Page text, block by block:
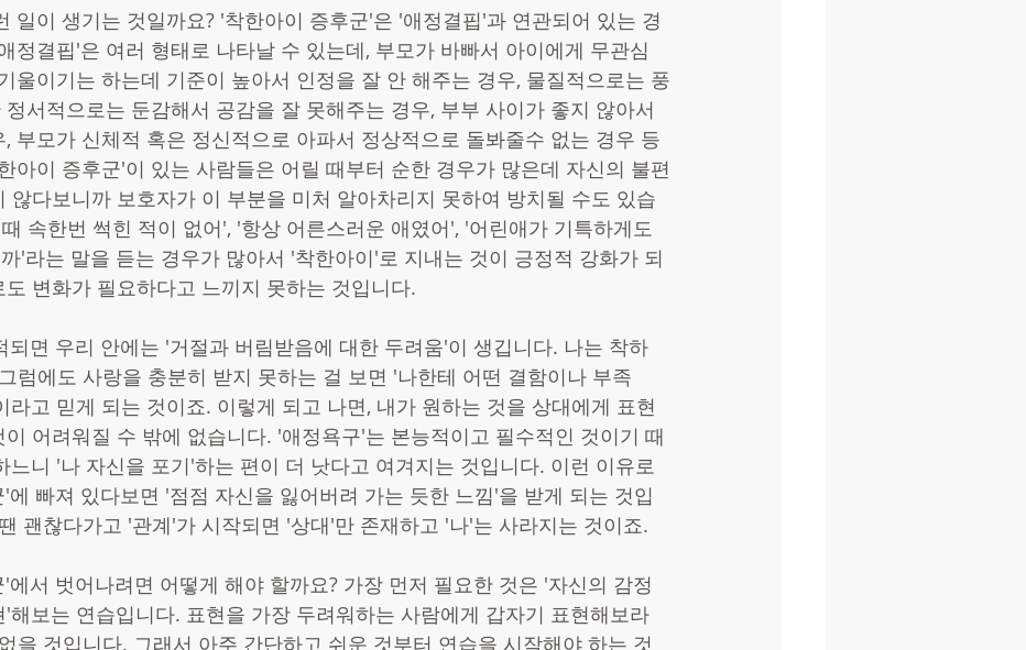
일이 생기는 것일까요? '착한아이 증후군'은 '애정결핍'과 연관되어 있는 경
정결핍'은 여러 형태로 나타날 수 있는데, 부모가 바빠서 아이에게 무관심
울이기는 하는데 기준이 높아서 인정을 잘 안 해주는 경우, 물질적으로는 풍
서적으로는 둔감해서 공감을 잘 못해주는 경우, 부부 사이가 좋지 않아서
부모가 신체적 혹은 정신적으로 아파서 정상적으로 돌봐줄수 없는 경우 등
아이 증후군'이 있는 사람들은 어릴 때부터 순한 경우가 많은데 자신의 불편
않다보니까 보호자가 이 부분을 미처 알아차리지 못하여 방치될 수도 있습
속한번 썩힌 적이 없어', '항상 어른스러운 애였어', '어린애가 기특하게도
'라는 말을 듣는 경우가 많아서 '착한아이'로 지내는 것이 긍정적 강화가 되
변화가 필요하다고 느끼지 못하는 것입니다.
되면 우리 안에는 '거절과 버림받음에 대한 두려움'이 생깁니다. 나는 착하
럼에도 사랑을 충분히 받지 못하는 걸 보면 '나한테 어떤 결함이나 부족
라고 믿게 되는 것이죠. 이렇게 되고 나면, 내가 원하는 것을 상대에게 표현
어려워질 수 밖에 없습니다. '애정욕구'는 본능적이고 필수적인 것이기 때
느니 '나 자신을 포기'하는 편이 더 낫다고 여겨지는 것입니다. 이런 이유로
에 빠져 있다보면 '점점 자신을 잃어버려 가는 듯한 느낌'을 받게 되는 것입
괜찮다가고 '관계'가 시작되면 '상대'만 존재하고 '나'는 사라지는 것이죠.
에서 벗어나려면 어떻게 해야 할까요? 가장 먼저 필요한 것은 '자신의 감정
해보는 연습입니다. 표현을 가장 두려워하는 사람에게 갑자기 표현해보라
을 것입니다. 그래서 아주 간단하고 쉬운 것부터 연습을 시작해야 하는 것